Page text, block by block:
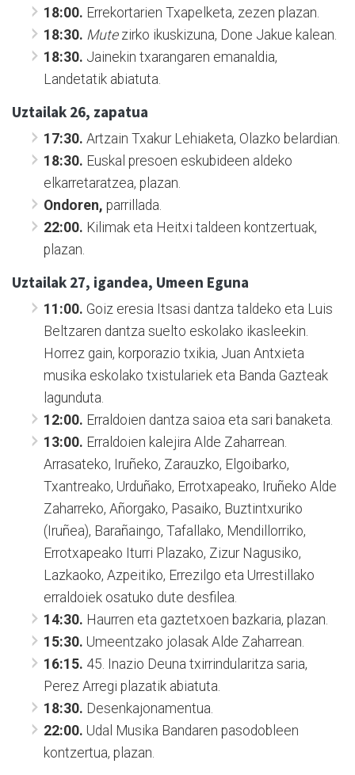
18:00. Errekortarien Txapelketa, zezen plazan.
18:30. Mutezirko ikuskizuna, Done Jakue kalean.
18:30. Jainekin txarangaren emanaldia,
Landetatik abiatuta.
Uztailak 26, zapatua
17:30. Artzain Txakur Lehiaketa, Olazko belardian.
18:30. Euskal presoen eskubideen aldeko
elkarretaratzea, plazan.
Ondoren, parrillada.
22:00. Kilimak eta Heitxi taldeen kontzertuak,
plazan.
Uztailak 27, igandea, Umeen Eguna
11:00. Goiz eresia Itsasi dantza taldeko eta Luis
Beltzaren dantza suelto eskolako ikasleekin.
Horrez gain, korporazio txikia, Juan Antxieta
musika eskolako txistulariek eta Banda Gazteak
lagunduta.
12:00. Erraldoien dantza saioa eta sari banaketa.
13:00. Erraldoien kalejira Alde Zaharrean.
Arrasateko, Iruñeko, Zarauzko, Elgoibarko,
Txantreako, Urduñako, Errotxapeako, Iruñeko Alde
Zaharreko, Añorgako, Pasaiko, Buztintxuriko
(Iruñea), Barañaingo, Tafallako, Mendillorriko,
Errotxapeako Iturri Plazako, Zizur Nagusiko,
Lazkaoko, Azpeitiko, Errezilgo eta Urrestillako
erraldoiek osatuko dute desfilea.
14:30. Haurren eta gaztetxoen bazkaria, plazan.
15:30. Umeentzako jolasak Alde Zaharrean.
16:15. 45. Inazio Deuna txirrindularitza saria,
Perez Arregi plazatik abiatuta.
18:30. Desenkajonamentua.
22:00. Udal Musika Bandaren pasodobleen
kontzertua, plazan.